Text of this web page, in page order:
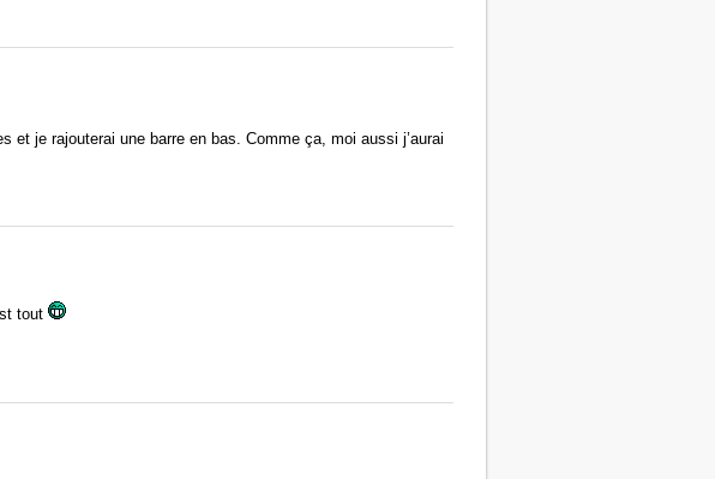
et je rajouterai une barre en bas. Comme ça, moi aussi j’aurai
tout